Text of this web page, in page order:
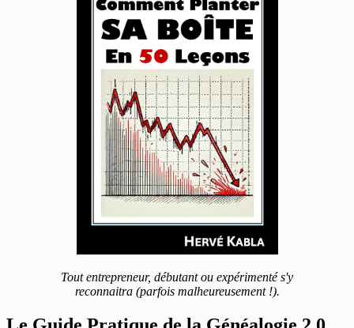
Tout entrepreneur, débutant ou expérimenté s'y
reconnaitra (parfois malheureusement !).